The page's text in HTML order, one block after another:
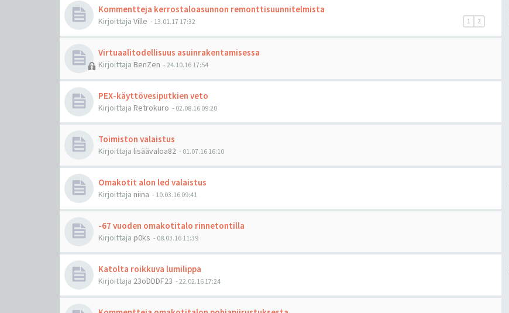
Kommentteja kerrostaloasunnon remonttisuunnitelmista
1 2
Kirjoittaja Ville - 13.01.17 17:32
Virtuaalitodellisuus asuinrakentamisessa
Kirjoittaja BenZen - 24.10.16 17:54
PEX-käyttövesiputkien veto
Kirjoittaja Retrokuro - 02.08.16 09:20
Toimiston valaistus
Kirjoittaja lisäävaloa82 - 01.07.16 16:10
Omakotit alon led valaistus
Kirjoittaja niina - 10.03.16 09:41
-67 vuoden omakotitalo rinnetontilla
Kirjoittaja p0ks - 08.03.16 11:39
Katolta roikkuva lumilippa
Kirjoittaja 23oDDDF23 - 22.02.16 17:24